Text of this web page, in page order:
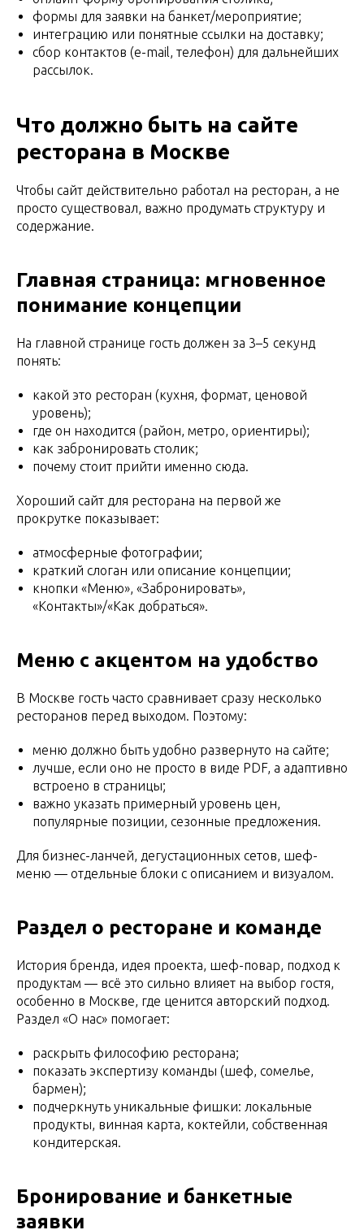
формы для заявки на банкет/мероприятие;
интеграцию или понятные ссылки на доставку;
сбор контактов (e-mail, телефон) для дальнейших
рассылок.
Что должно быть на сайте
ресторана в Москве
Чтобы сайт действительно работал на ресторан, а не
просто существовал, важно продумать структуру и
содержание.
Главная страница: мгновенное
понимание концепции
На главной странице гость должен за 3–5 секунд
понять:
какой это ресторан (кухня, формат, ценовой
уровень);
где он находится (район, метро, ориентиры);
как забронировать столик;
почему стоит прийти именно сюда.
Хороший сайт для ресторана на первой же
прокрутке показывает:
атмосферные фотографии;
краткий слоган или описание концепции;
кнопки «Меню», «Забронировать»,
«Контакты»/«Как добраться».
Меню с акцентом на удобство
В Москве гость часто сравнивает сразу несколько
ресторанов перед выходом. Поэтому:
меню должно быть удобно развернуто на сайте;
лучше, если оно не просто в виде PDF, а адаптивно
встроено в страницы;
важно указать примерный уровень цен,
популярные позиции, сезонные предложения.
Для бизнес-ланчей, дегустационных сетов, шеф-
меню — отдельные блоки с описанием и визуалом.
Раздел о ресторане и команде
История бренда, идея проекта, шеф-повар, подход к
продуктам — всё это сильно влияет на выбор гостя,
особенно в Москве, где ценится авторский подход.
Раздел «О нас» помогает:
раскрыть философию ресторана;
показать экспертизу команды (шеф, сомелье,
бармен);
подчеркнуть уникальные фишки: локальные
продукты, винная карта, коктейли, собственная
кондитерская.
Бронирование и банкетные
заявки